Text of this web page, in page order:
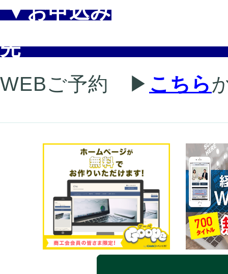
▼お申込み
WEBご予約 ▶ こちら